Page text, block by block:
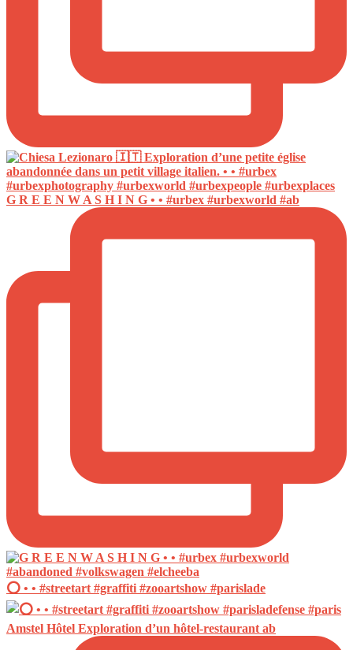
G R E E N W A S H I N G • • #urbex #urbexworld #ab
⭕️ • • #streetart #graffiti #zooartshow #parislade
Amstel Hôtel Exploration d’un hôtel-restaurant ab